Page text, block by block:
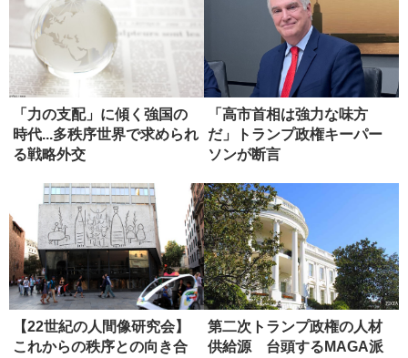
「力の支配」に傾く強国の
時代...多秩序世界で求められ
る戦略外交
「高市首相は強力な味方
だ」トランプ政権キーパー
ソンが断言
【22世紀の人間像研究会】
これからの秩序との向き合
第二次トランプ政権の人材
供給源 台頭するMAGA派